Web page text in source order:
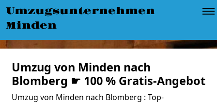
Umzugsunternehmen
Minden
Umzug von Minden nach
Blomberg ☛ 100 % Gratis-Angebot
Umzug von Minden nach Blomberg : Top-